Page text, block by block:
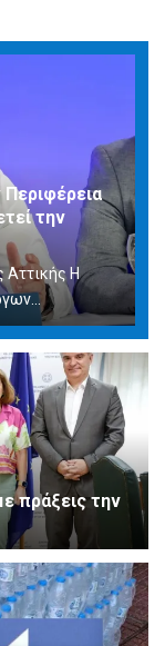
την
Αττικής Η
πράξεις την